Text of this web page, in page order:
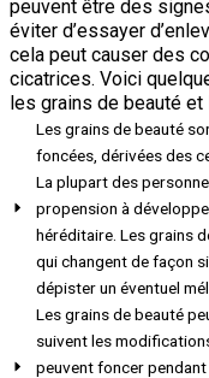
peuvent être des
éviter d’essayer
cela peut causer des
cicatrices. Voici
les grains de beauté et
Les grains de beauté
foncées, dérivées des
La plupart des
propension à
héréditaire. Les grains
qui changent de façon
dépister un éventuel
Les grains de beauté
suivent les
peuvent foncer